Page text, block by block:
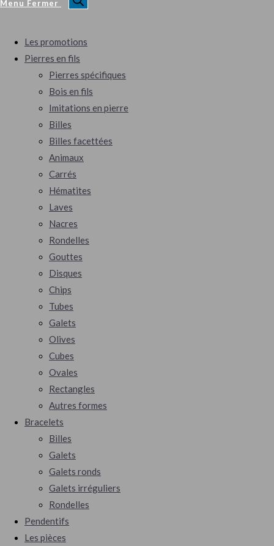
Menu Fermer
Les promotions
Pierres en fils
Pierres spécifiques
Bois en fils
Imitations en pierre
Billes
Billes facettées
Animaux
Carrés
Hématites
Laves
Nacres
Rondelles
Gouttes
Disques
Chips
Tubes
Galets
Olives
Cubes
Ovales
Rectangles
Autres formes
Bracelets
Billes
Galets
Galets ronds
Galets irréguliers
Rondelles
Pendentifs
Les pièces